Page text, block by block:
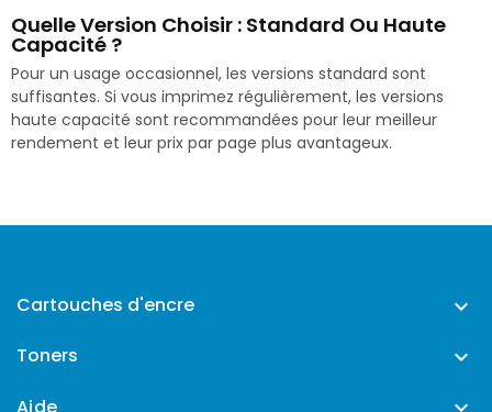
Quelle Version Choisir : Standard Ou Haute
Capacité ?
Pour un usage occasionnel, les versions standard sont
suffisantes. Si vous imprimez régulièrement, les versions
haute capacité sont recommandées pour leur meilleur
rendement et leur prix par page plus avantageux.
Cartouches d'encre 
Toners 
Aide